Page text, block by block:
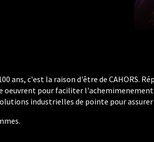
ans, c'est la raison d'être de CAHORS.
oeuvrent pour faciliter l'achemimenement
industrielles de pointe pour